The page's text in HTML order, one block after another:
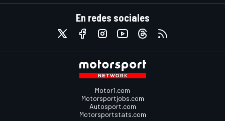
En redes sociales
Motor1.com
Motorsportjobs.com
Autosport.com
Motorsportstats.com